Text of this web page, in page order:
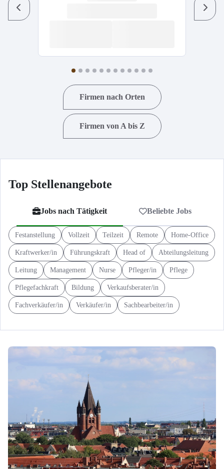
Previous Next
Firmen nach Orten
Firmen von A bis Z
Top Stellenangebote
Jobs nach Tätigkeit Beliebte Jobs
Festanstellung Vollzeit Teilzeit Remote Home-Office
Kraftwerker/in Führungskraft Head of Abteilungsleitung
Leitung Management Nurse Pfleger/in Pflege
Pflegefachkraft Bildung Verkaufsberater/in
Fachverkäufer/in Verkäufer/in Sachbearbeiter/in